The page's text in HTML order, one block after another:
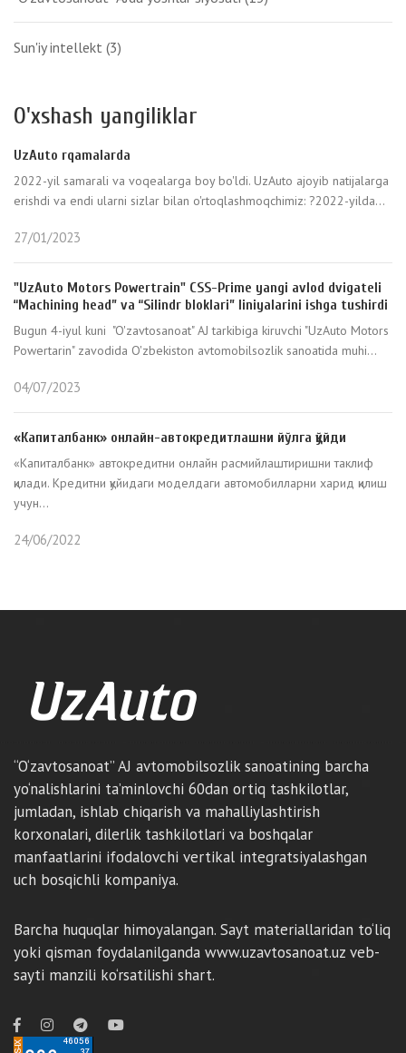
Sun'iy intellekt (3)
O'xshash yangiliklar
UzAuto rqamalarda
2022-yil samarali va voqealarga boy bo'ldi. UzAuto ajoyib natijalarga
erishdi va endi ularni sizlar bilan o'rtoqlashmoqchimiz: ?2022-yilda...
27/01/2023
"UzAuto Motors Powertrain" CSS-Prime yangi avlod dvigateli
“Machining head” va “Silindr bloklari” liniyalarini ishga tushirdi
Bugun 4-iyul kuni "O'zavtosanoat" AJ tarkibiga kiruvchi "UzAuto Motors
Powertarin" zavodida O'zbekiston avtomobilsozlik sanoatida muhi...
04/07/2023
«Капиталбанк» онлайн-автокредитлашни йўлга қўйди
«Капиталбанк» автокредитни онлайн расмийлаштиришни таклиф
қилади. Кредитни қуйидаги моделдаги автомобилларни харид қилиш
учун...
24/06/2022
“O‘zavtosanoat” AJ avtomobilsozlik sanoatining barcha
yo‘nalishlarini ta’minlovchi 60dan ortiq tashkilotlar,
jumladan, ishlab chiqarish va mahalliylashtirish
korxonalari, dilerlik tashkilotlari va boshqalar
manfaatlarini ifodalovchi vertikal integratsiyalashgan
uch bosqichli kompaniya.
Barcha huquqlar himoyalangan. Sayt materiallaridan to‘liq
yoki qisman foydalanilganda www.uzavtosanoat.uz veb-
sayti manzili ko‘rsatilishi shart.